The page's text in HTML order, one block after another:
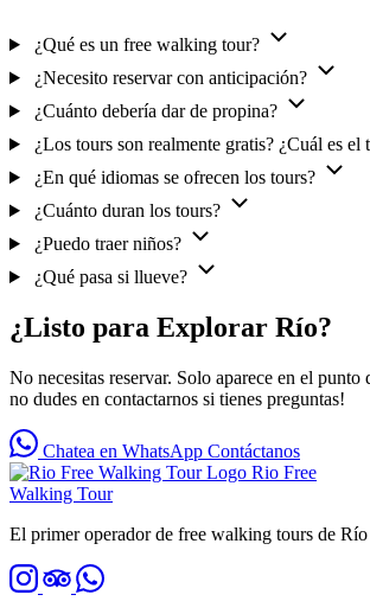
¿Qué es un free walking tour?
¿Necesito reservar con anticipación?
¿Cuánto debería dar de propina?
¿Los tours son realmente gratis? ¿Cuál es el
¿En qué idiomas se ofrecen los tours?
¿Cuánto duran los tours?
¿Puedo traer niños?
¿Qué pasa si llueve?
¿Listo para Explorar Río?
No necesitas reservar. Solo aparece en el punto
no dudes en contactarnos si tienes preguntas!
Chatea en WhatsApp Contáctanos
Rio Free
Walking Tour
El primer operador de free walking tours de Río